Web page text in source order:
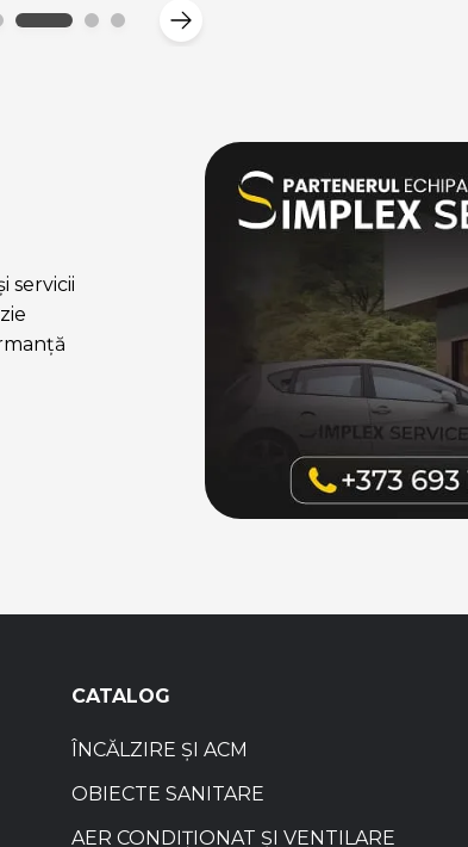
servicii
CATALOG
ÎNCĂLZIRE ȘI ACM
OBIECTE SANITARE
AER CONDIȚIONAT ȘI VENTILARE